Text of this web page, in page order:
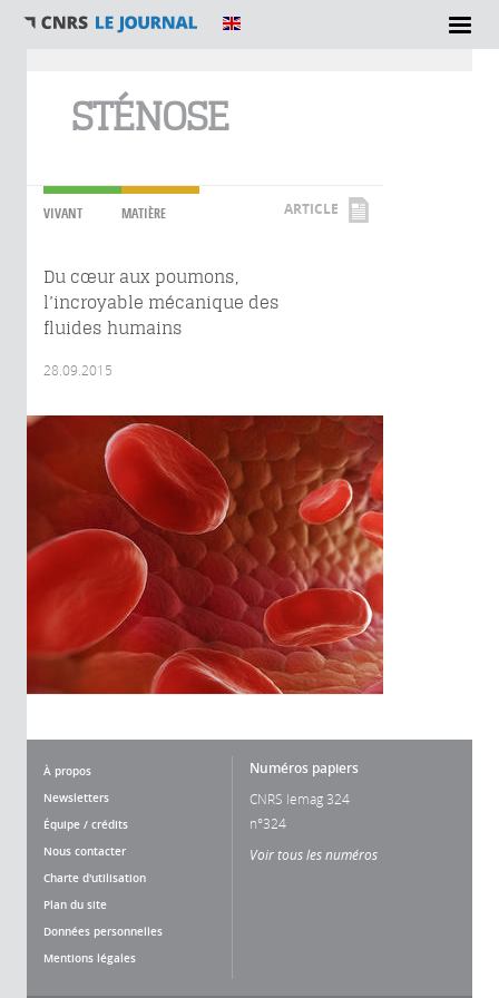
STÉNOSE
VIVANT MATIÈRE ARTICLE
Du cœur aux poumons,
l’incroyable mécanique des
fluides humains
28.09.2015
À propos
Newsletters
Équipe / crédits
Nous contacter
Charte d'utilisation
Plan du site
Données personnelles
Mentions légales
Numéros papiers
CNRS lemag 324
n°324
Voir tous les numéros